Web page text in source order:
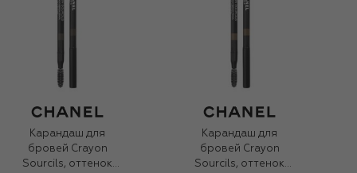
Карандаш для
бровей Crayon
Sourcils, оттенок
Карандаш для
бровей Crayon
Sourcils, оттенок